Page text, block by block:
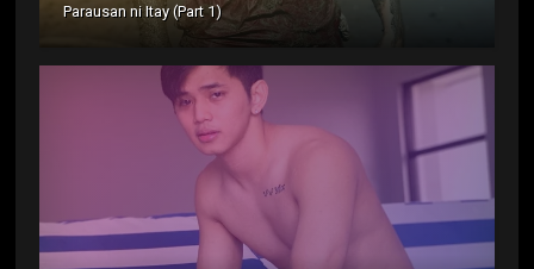
Parausan ni Itay (Part 1)